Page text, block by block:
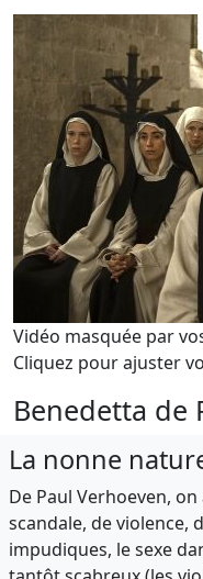
Vidéo masquée par
Cliquez pour ajuster
Benedetta de
La nonne
De Paul Verhoeven,
scandale, de violence,
impudiques, le sexe